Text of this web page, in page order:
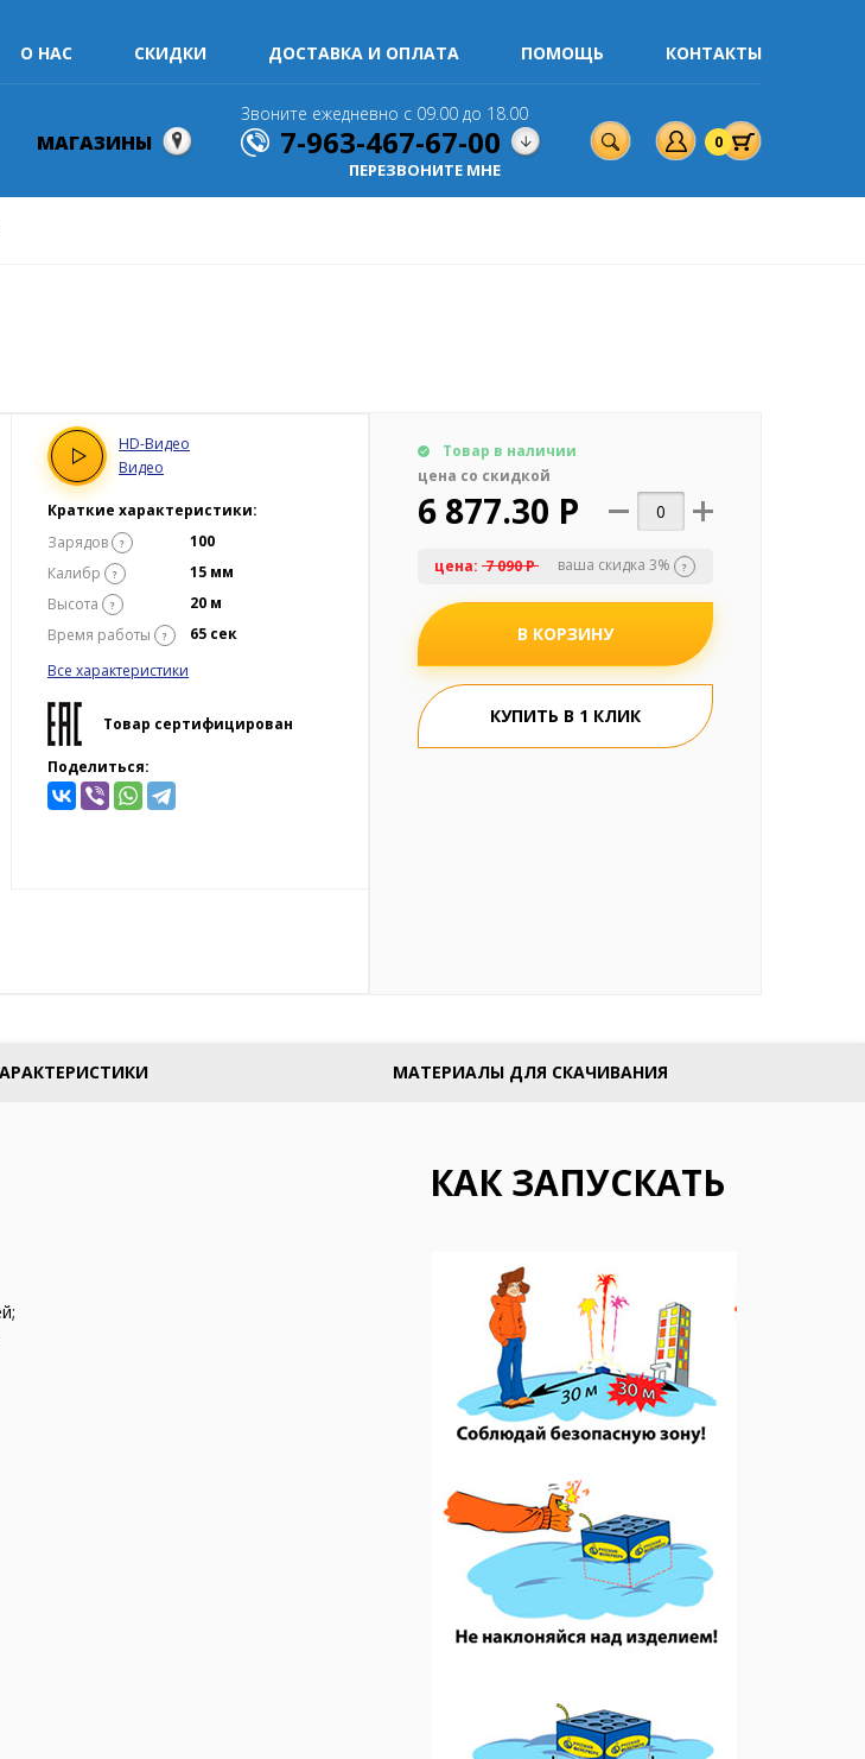
О НАС СКИДКИ ДОСТАВКА И ОПЛАТА ПОМОЩЬ КОНТАКТЫ
МАГАЗИНЫ
Звоните ежедневно с 09.00 до 18.00
7-963-467-67-00
ПЕРЕЗВОНИТЕ МНЕ
0
HD-Видео
Видео
Краткие характеристики:
Зарядов
?
100
Калибр
?
15 мм
Высота
?
20 м
Время работы
?
65 сек
Все характеристики
Товар сертифицирован
Поделиться:
Товар в наличии
цена со скидкой
6 877.30 Р
цена: 7 090 Р ваша скидка 3% ?
В КОРЗИНУ
КУПИТЬ В 1 КЛИК
МАТЕРИАЛЫ ДЛЯ СКАЧИВАНИЯ
КАК ЗАПУСКАТЬ